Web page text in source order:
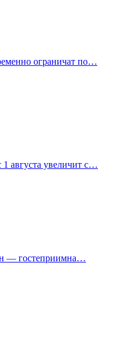
ограничат по…
августа увеличит с…
— гостеприимна…